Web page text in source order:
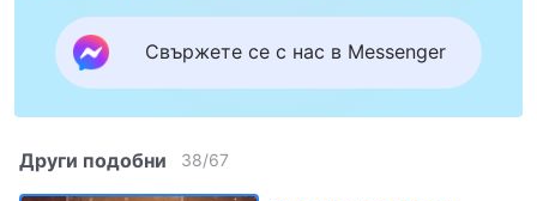
Свържете се с нас в Messenger
Други подобни 38/67